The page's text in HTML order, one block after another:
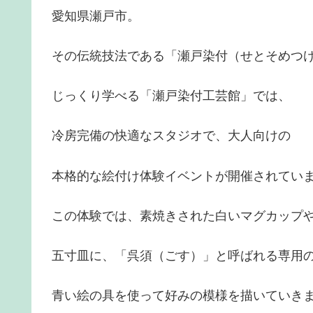
愛知県瀬戸市。
その伝統技法である「瀬戸染付（せとそめつ
じっくり学べる「瀬戸染付工芸館」では、
冷房完備の快適なスタジオで、大人向けの
本格的な絵付け体験イベントが開催されていま
この体験では、素焼きされた白いマグカップ
五寸皿に、「呉須（ごす）」と呼ばれる専用
青い絵の具を使って好みの模様を描いていきま